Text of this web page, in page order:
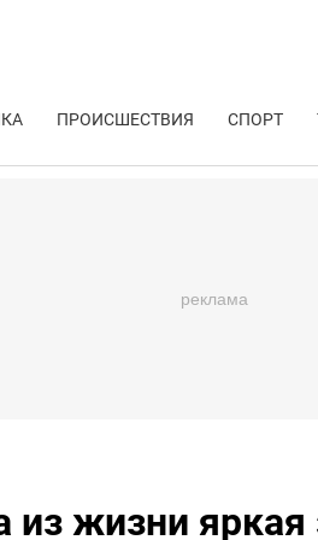
ПРОИСШЕСТВИЯ СПОРТ
жизни яркая